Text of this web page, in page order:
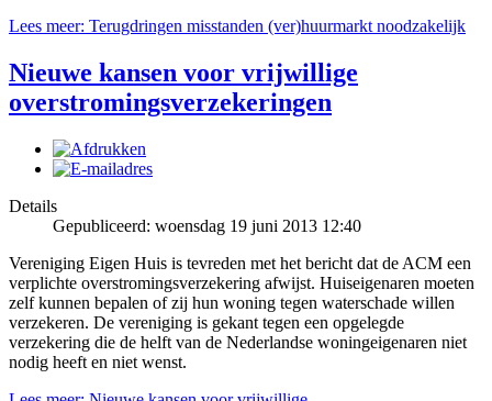
Lees meer: Terugdringen misstanden (ver)huurmarkt noodzakelijk
Nieuwe kansen voor vrijwillige
overstromingsverzekeringen
Details
Gepubliceerd: woensdag 19 juni 2013 12:40
Vereniging Eigen Huis is tevreden met het bericht dat de ACM een
verplichte overstromingsverzekering afwijst. Huiseigenaren moeten
zelf kunnen bepalen of zij hun woning tegen waterschade willen
verzekeren. De vereniging is gekant tegen een opgelegde
verzekering die de helft van de Nederlandse woningeigenaren niet
nodig heeft en niet wenst.